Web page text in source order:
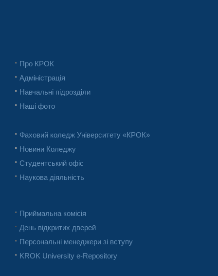
Про КРОК
Адміністрація
Навчальні підрозділи
Наші фото
Фаховий коледж Університету «КРОК»
Новини Коледжу
Студентський офіс
Наукова діяльність
Приймальна комісія
День відкритих дверей
Персональні менеджери зі вступу
KROK University e-Repository